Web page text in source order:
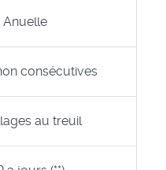
Anuelle
consécutives
au treuil